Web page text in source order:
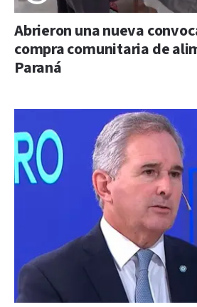
Abrieron una nueva
compra comunitaria de
Paraná